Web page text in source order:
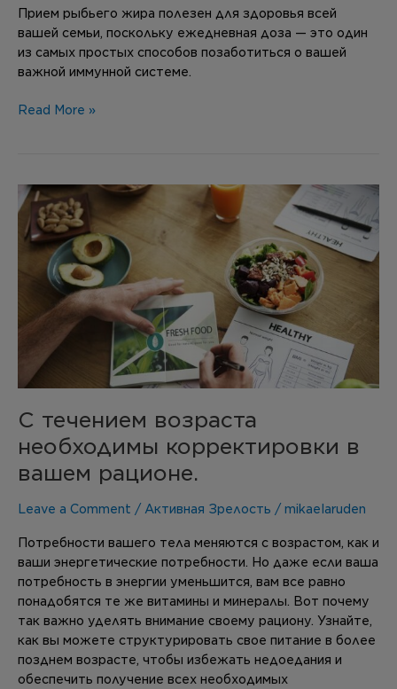
Прием рыбьего жира полезен для здоровья всей
вашей семьи, поскольку ежедневная доза — это один
из самых простых способов позаботиться о вашей
важной иммунной системе.
Read More »
С течением возраста
необходимы корректировки в
вашем рационе.
Leave a Comment / Активная Зрелость / mikaelaruden
Потребности вашего тела меняются с возрастом, как и
ваши энергетические потребности. Но даже если ваша
потребность в энергии уменьшится, вам все равно
понадобятся те же витамины и минералы. Вот почему
так важно уделять внимание своему рациону. Узнайте,
как вы можете структурировать свое питание в более
позднем возрасте, чтобы избежать недоедания и
обеспечить получение всех необходимых
течением
возраста
необходимы
корректировки
вашем
рационе.